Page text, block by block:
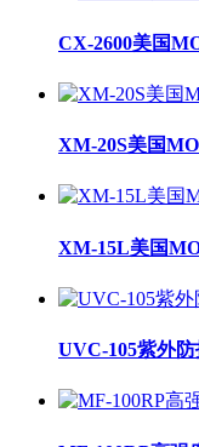
CX-2600美国
XM-20S美国
XM-15L美国
UVC-105紫外